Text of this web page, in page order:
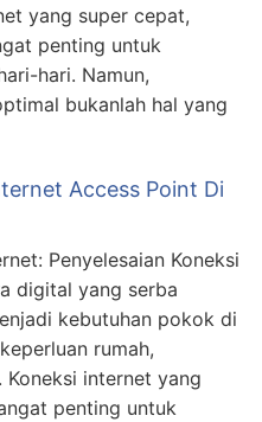
yang super cepat,
penting untuk
hari. Namun,
bukanlah hal yang
Access Point Di
Penyelesaian Koneksi
digital yang serba
kebutuhan pokok di
rumah,
Koneksi internet yang
penting untuk